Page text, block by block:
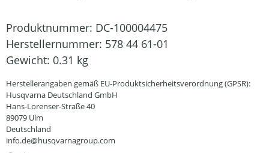
Produktnummer: DC-100004475
Herstellernummer: 578 44 61-01
Gewicht: 0.31 kg
Herstellerangaben gemäß EU-Produktsicherheitsverordnung (GPSR):
Husqvarna Deutschland GmbH
Hans-Lorenser-Straße 40
89079 Ulm
Deutschland
info.de@husqvarnagroup.com